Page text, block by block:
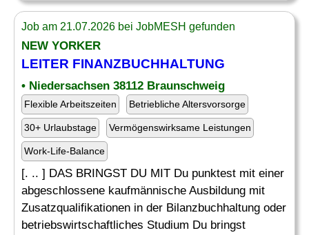
Job am 21.07.2026 bei JobMESH gefunden
NEW YORKER
LEITER FINANZBUCHHALTUNG
• Niedersachsen 38112 Braunschweig
Flexible Arbeitszeiten Betriebliche Altersvorsorge
30+ Urlaubstage Vermögenswirksame Leistungen
Work-Life-Balance
[. .. ] DAS BRINGST DU MIT Du punktest mit einer
abgeschlossene kaufmännische Ausbildung mit
Zusatzqualifikationen in der Bilanzbuchhaltung oder
betriebswirtschaftliches Studium Du bringst